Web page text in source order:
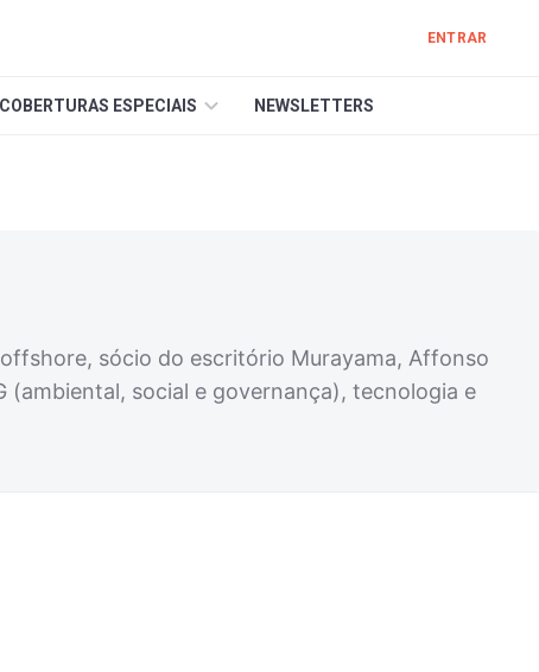
ENTRAR
COBERTURAS ESPECIAIS NEWSLETTERS
sócio do escritório Murayama, Affonso
(ambiental, social e governança), tecnologia e